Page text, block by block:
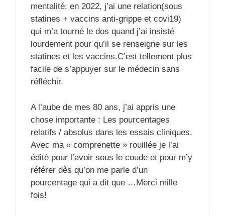
mentalité: en 2022, j’ai une relation(sous
statines + vaccins anti-grippe et covi19)
qui m’a tourné le dos quand j’ai insisté
lourdement pour qu’il se renseigne sur les
statines et les vaccins.C’est tellement plus
facile de s’appuyer sur le médecin sans
réfléchir.
A l’aube de mes 80 ans, j’ai appris une
chose importante : Les pourcentages
relatifs / absolus dans les essais cliniques.
Avec ma « comprenette » rouillée je l’ai
édité pour l’avoir sous le coude et pour m’y
référer dès qu’on me parle d’un
pourcentage qui a dit que …Merci mille
fois!